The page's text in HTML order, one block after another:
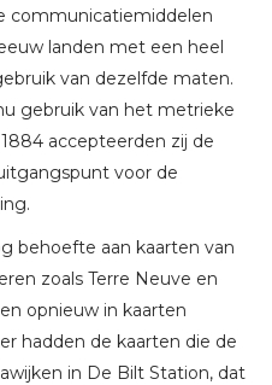
communicatiemiddelen
landen met een heel
van dezelfde maten.
gebruik van het metrieke
accepteerden zij de
voor de
behoefte aan kaarten van
zoals Terre Neuve en
opnieuw in kaarten
hadden de kaarten die de
in De Bilt Station, dat